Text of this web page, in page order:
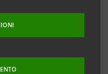
esteri. Nel 2014 la
al 45,8%, più della
soprattutto, dell’Italia